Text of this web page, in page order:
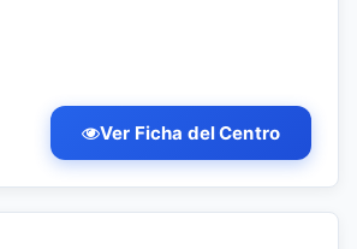
Ver Ficha del Centro